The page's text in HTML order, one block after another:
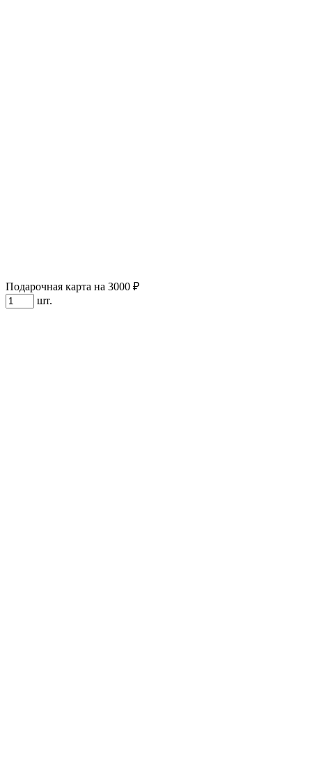
Подарочная карта на 3000 ₽
шт.